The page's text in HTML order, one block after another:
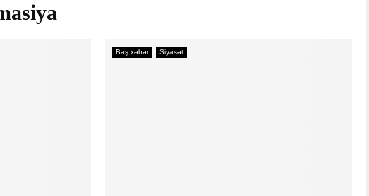
Baş xəbər Siyasət